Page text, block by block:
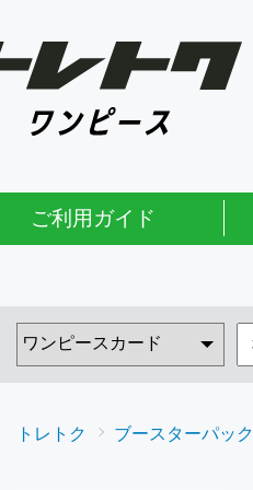
ご利用ガイド
トレトク ブースターパック